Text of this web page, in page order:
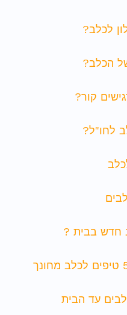
לכלב?
הכלב?
קור?
לחו"ל?
חדש בבית ?
עד הבית